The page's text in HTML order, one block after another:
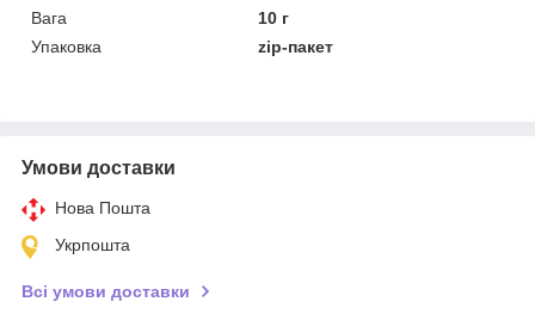
Вага
10 г
Упаковка
zip-пакет
Умови доставки
Нова Пошта
Укрпошта
Всі умови доставки